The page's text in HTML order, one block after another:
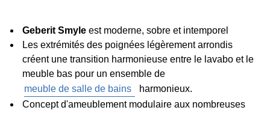
Geberit Smyle est moderne, sobre et intemporel
Les extrémités des poignées légèrement arrondis
créent une transition harmonieuse entre le lavabo et le
meuble bas pour un ensemble de
meuble de salle de bains
harmonieux.
Concept d'ameublement modulaire aux nombreuses